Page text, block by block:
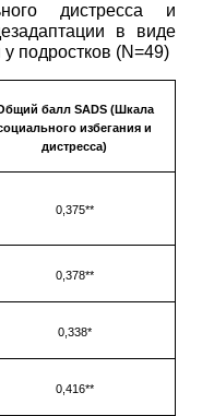
дистресса и
в виде
подростков (N=49)
балл SADS (Шкала
избегания и
дистресса)
0,375**
0,378**
0,338*
0,416**